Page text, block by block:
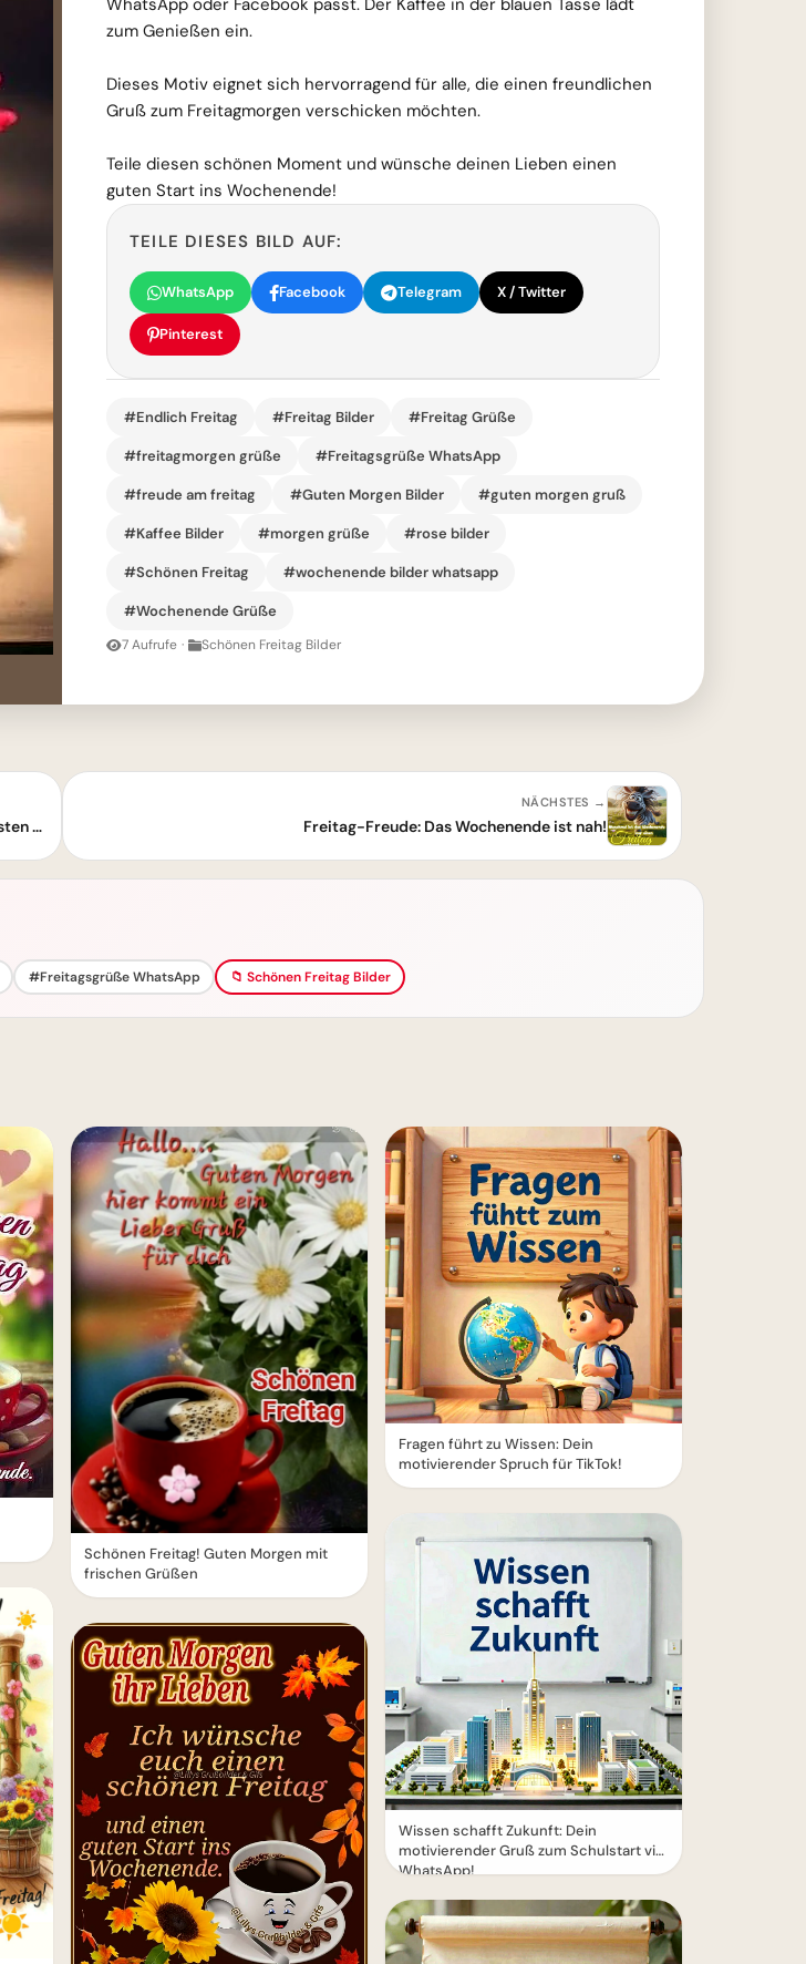
WhatsApp oder Facebook passt. Der Kaffee in der blauen Tasse lädt
zum Genießen ein.
Dieses Motiv eignet sich hervorragend für alle, die einen freundlichen
Gruß zum Freitagmorgen verschicken möchten.
Teile diesen schönen Moment und wünsche deinen Lieben einen
guten Start ins Wochenende!
TEILE DIESES BILD AUF:
WhatsApp Facebook Telegram X / Twitter
Pinterest
#Endlich Freitag #Freitag Bilder #Freitag Grüße
#freitagmorgen grüße #Freitagsgrüße WhatsApp
#freude am freitag #Guten Morgen Bilder #guten morgen gruß
#Kaffee Bilder #morgen grüße #rose bilder
#Schönen Freitag #wochenende bilder whatsapp
#Wochenende Grüße
7 Aufrufe · Schönen Freitag Bilder
Endlich Freitag! Starte euphorisch ins Wochenende mit den schönsten Grüßen
NÄCHSTES →
Freitag-Freude: Das Wochenende ist nah!
#Freitagsgrüße WhatsApp 📁 Schönen Freitag Bilder
Schönen Freitag! Guten Morgen mit
frischen Grüßen
Fragen führt zu Wissen: Dein
motivierender Spruch für TikTok!
Wissen schafft Zukunft: Dein
motivierender Gruß zum Schulstart via
WhatsApp!